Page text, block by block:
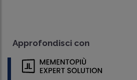
Approfondisci con